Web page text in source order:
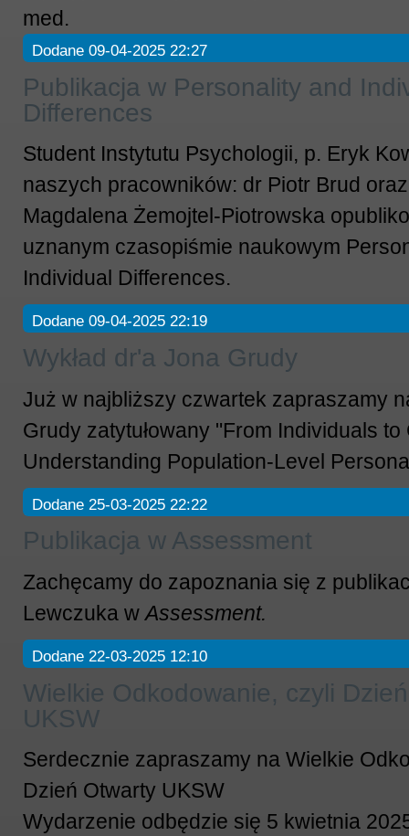
med.
Dodane 09-04-2025 22:27
Publikacja w Personality and
Differences
Student Instytutu Psychologii, p. Eryk
naszych pracowników: dr Piotr Brud
Magdalena Żemojtel-Piotrowska
uznanym czasopiśmie naukowym
Individual Differences.
Dodane 09-04-2025 22:19
Wykład dr'a Jona Grudy
Już w najbliższy czwartek zapraszamy
Grudy zatytułowany "From Individuals
Understanding Population-Level
Dodane 25-03-2025 22:22
Publikacja w Assessment
Zachęcamy do zapoznania się z
Lewczuka w Assessment.
Dodane 22-03-2025 12:10
Wielkie Odkodowanie, czyli
UKSW
Serdecznie zapraszamy na Wielkie
Dzień Otwarty UKSW
Wydarzenie odbędzie się 5 kwietnia